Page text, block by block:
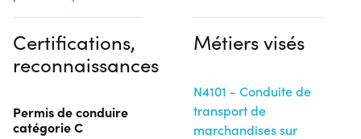
Certifications,
reconnaissances
Permis de conduire
catégorie C
Métiers visés
N4101 - Conduite de
transport de
marchandises sur